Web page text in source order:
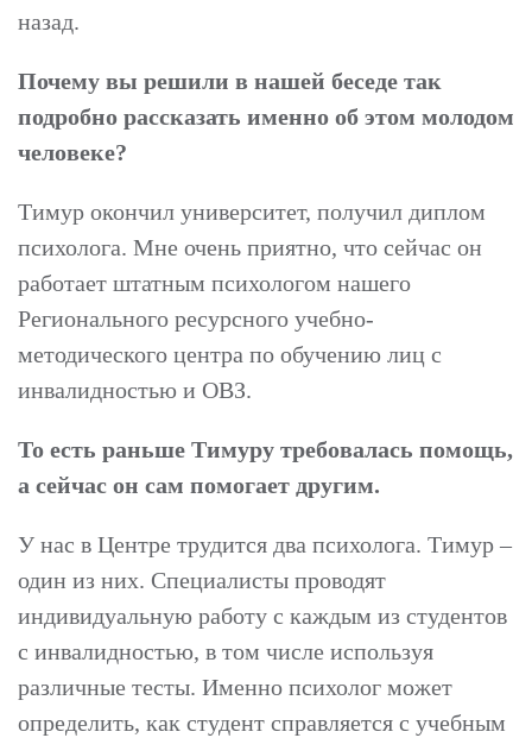
назад.
Почему вы решили в нашей беседе так
подробно рассказать именно об этом молодом
человеке?
Тимур окончил университет, получил диплом
психолога. Мне очень приятно, что сейчас он
работает штатным психологом нашего
Регионального ресурсного учебно-
методического центра по обучению лиц с
инвалидностью и ОВЗ.
То есть раньше Тимуру требовалась помощь,
а сейчас он сам помогает другим.
У нас в Центре трудится два психолога. Тимур –
один из них. Специалисты проводят
индивидуальную работу с каждым из студентов
с инвалидностью, в том числе используя
различные тесты. Именно психолог может
определить, как студент справляется с учебным